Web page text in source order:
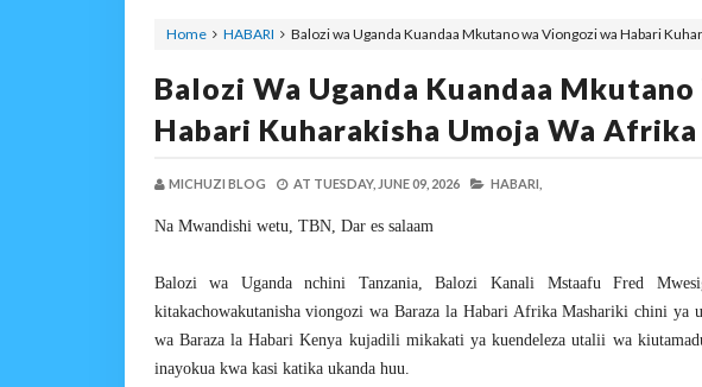
Home HABARI Balozi wa Uganda Kuandaa Mkutano wa Viongozi wa Habari
Balozi Wa Uganda Kuandaa
Habari Kuharakisha Umoja Wa
MICHUZI BLOG AT TUESDAY, JUNE 09, 2026 HABARI,
Na Mwandishi wetu, TBN, Dar es salaam
Balozi wa Uganda nchini Tanzania, Balozi Kanali Mstaafu Fred
kitakachowakutanisha viongozi wa Baraza la Habari Afrika Mashariki chini
wa Baraza la Habari Kenya kujadili mikakati ya kuendeleza utalii wa
inayokua kwa kasi katika ukanda huu.